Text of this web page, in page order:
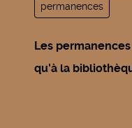
permanences
Les
qu'à la